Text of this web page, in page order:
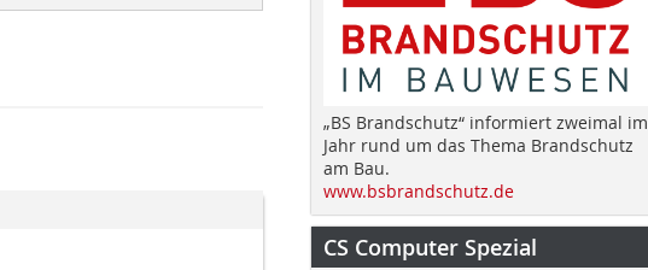
„BS Brandschutz“ informiert zweimal im
Jahr rund um das Thema Brandschutz
am Bau.
www.bsbrandschutz.de
CS Computer Spezial